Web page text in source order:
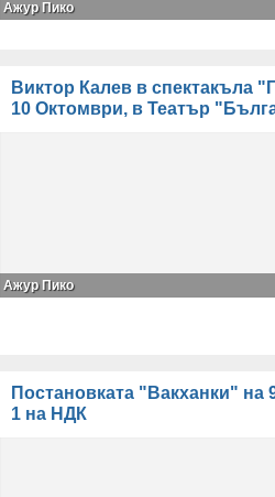
Ажур Пико
Виктор Калев в спектакъла
10 Октомври, в Театър
Ажур Пико
Постановката "Вакханки" на
1 на НДК